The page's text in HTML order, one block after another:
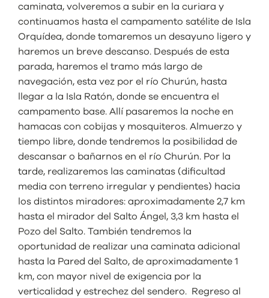
caminata, volveremos a subir en la curiara y
continuamos hasta el campamento satélite de Isla
Orquídea, donde tomaremos un desayuno ligero y
haremos un breve descanso. Después de esta
parada, haremos el tramo más largo de
navegación, esta vez por el río Churún, hasta
llegar a la Isla Ratón, donde se encuentra el
campamento base. Allí pasaremos la noche en
hamacas con cobijas y mosquiteros. Almuerzo y
tiempo libre, donde tendremos la posibilidad de
descansar o bañarnos en el río Churún. Por la
tarde, realizaremos las caminatas (dificultad
media con terreno irregular y pendientes) hacia
los distintos miradores: aproximadamente 2,7 km
hasta el mirador del Salto Ángel, 3,3 km hasta el
Pozo del Salto. También tendremos la
oportunidad de realizar una caminata adicional
hasta la Pared del Salto, de aproximadamente 1
km, con mayor nivel de exigencia por la
verticalidad y estrechez del sendero. Regreso al